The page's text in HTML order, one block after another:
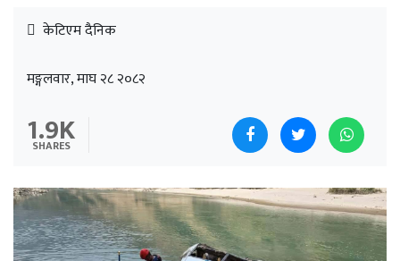
केटिएम दैनिक
मङ्गलवार, माघ २८ २०८२
1.9K
SHARES